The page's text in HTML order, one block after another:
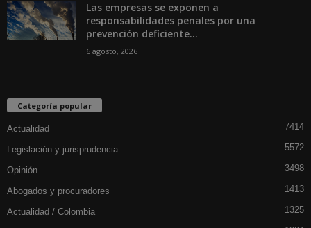
Las empresas se exponen a
responsabilidades penales por una
prevención deficiente...
6 agosto, 2026
Categoría popular
Actualidad 7414
Legislación y jurisprudencia 5572
Opinión 3498
Abogados y procuradores 1413
Actualidad / Colombia 1325